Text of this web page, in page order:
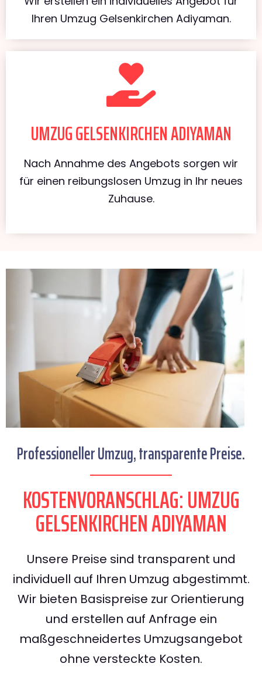
Ihren Umzug Gelsenkirchen Adiyaman.
UMZUG GELSENKIRCHEN ADIYAMAN
Nach Annahme des Angebots sorgen wir
für einen reibungslosen Umzug in Ihr neues
Zuhause.
Professioneller Umzug, transparente Preise.
KOSTENVORANSCHLAG: UMZUG
GELSENKIRCHEN ADIYAMAN
Unsere Preise sind transparent und
individuell auf Ihren Umzug abgestimmt.
Wir bieten Basispreise zur Orientierung
und erstellen auf Anfrage ein
maßgeschneidertes Umzugsangebot
ohne versteckte Kosten.